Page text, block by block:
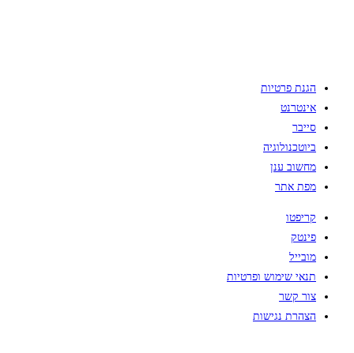
הגנת פרטיות
אינטרנט
סייבר
ביוטכנולוגיה
מחשוב ענן
מפת אתר
קריפטו
פינטק
מובייל
תנאי שימוש ופרטיות
צור קשר
הצהרת נגישות